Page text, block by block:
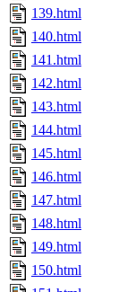
139.html
140.html
141.html
142.html
143.html
144.html
145.html
146.html
147.html
148.html
149.html
150.html